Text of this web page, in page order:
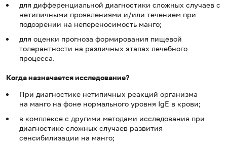
для дифференциальной диагностики сложных случаев с
нетипичными проявлениями и/или течением при
подозрении на непереносимость манго;
для оценки прогноза формирования пищевой
толерантности на различных этапах лечебного
процесса.
Когда назначается исследование?
При диагностике нетипичных реакций организма
на манго на фоне нормального уровня IgE в крови;
в комплексе с другими методами исследования при
диагностике сложных случаев развития
сенсибилизации на манго;